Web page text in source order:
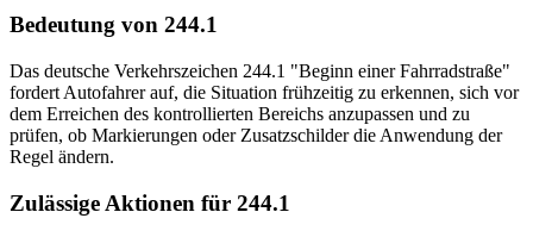
Bedeutung von 244.1
Das deutsche Verkehrszeichen 244.1 "Beginn einer Fahrradstraße"
fordert Autofahrer auf, die Situation frühzeitig zu erkennen, sich vor
dem Erreichen des kontrollierten Bereichs anzupassen und zu
prüfen, ob Markierungen oder Zusatzschilder die Anwendung der
Regel ändern.
Zulässige Aktionen für 244.1